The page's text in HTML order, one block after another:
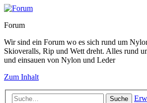
Forum
Wir sind ein Forum wo es sich rund um
Skioveralls, Rip und Wett dreht. Alles rund
und einsauen von Nylon und Leder
Zum Inhalt
Suche